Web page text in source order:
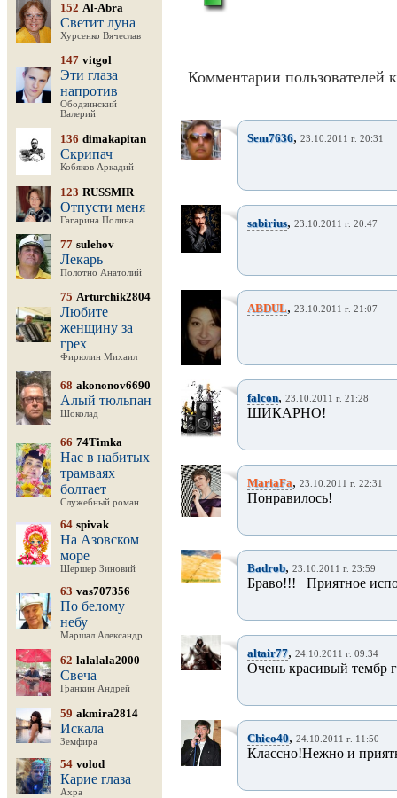
152 Al-Abra
Светит луна
Хурсенко Вячеслав
147 vitgol
Эти глаза
напротив
Ободзинский
Валерий
136 dimakapitan
Скрипач
Кобяков Аркадий
123 RUSSMIR
Отпусти меня
Гагарина Полина
77 sulehov
Лекарь
Полотно Анатолий
75 Arturchik2804
Любите
женщину за
грех
Фирюлин Михаил
68 akononov6690
Алый тюльпан
Шоколад
66 74Timka
Нас в набитых
трамваях
болтает
Служебный роман
64 spivak
На Азовском
море
Шершер Зиновий
63 vas707356
По белому
небу
Маршал Александр
62 lalalala2000
Свеча
Гранкин Андрей
59 akmira2814
Искала
Земфира
54 volod
Карие глаза
Ахра
Комментарии пользователей
Sem7636, 23.10.2011 г. 20:31
sabirius, 23.10.2011 г. 20:47
ABDUL, 23.10.2011 г. 21:07
falcon, 23.10.2011 г. 21:28
ШИКАРНО!
MariaFa, 23.10.2011 г. 22:31
Понравилось!
Badrob, 23.10.2011 г. 23:59
Браво!!! Приятное
altair77, 24.10.2011 г. 09:34
Очень красивый тембр
Chico40, 24.10.2011 г. 11:50
Классно!Нежно и